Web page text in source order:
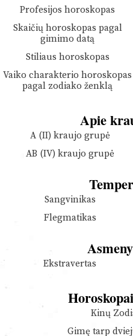
Profesijos horoskopas
Skaičių horoskopas pagal
gimimo datą
Stiliaus horoskopas
Vaiko charakterio horoskopas
pagal zodiako ženklą
Apie
A (II) kraujo grupė
AB (IV) kraujo grupė
Sangvinikas
Flegmatikas
Ekstravertas
Kinų
Gimę tarp